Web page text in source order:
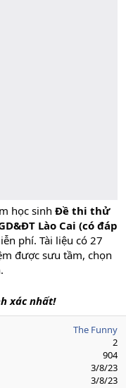
học sinh Đề thi thử
Lào Cai (có đáp
phí. Tài liệu có 27
được sưu tầm, chọn
xác nhất!
The Funny
2
904
3/8/23
3/8/23